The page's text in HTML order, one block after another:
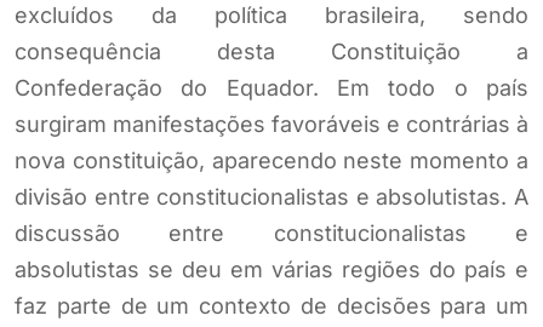
excluídos da política brasileira, sendo
consequência desta Constituição a
Confederação do Equador. Em todo o país
surgiram manifestações favoráveis e contrárias à
nova constituição, aparecendo neste momento a
divisão entre constitucionalistas e absolutistas. A
discussão entre constitucionalistas e
absolutistas se deu em várias regiões do país e
faz parte de um contexto de decisões para um